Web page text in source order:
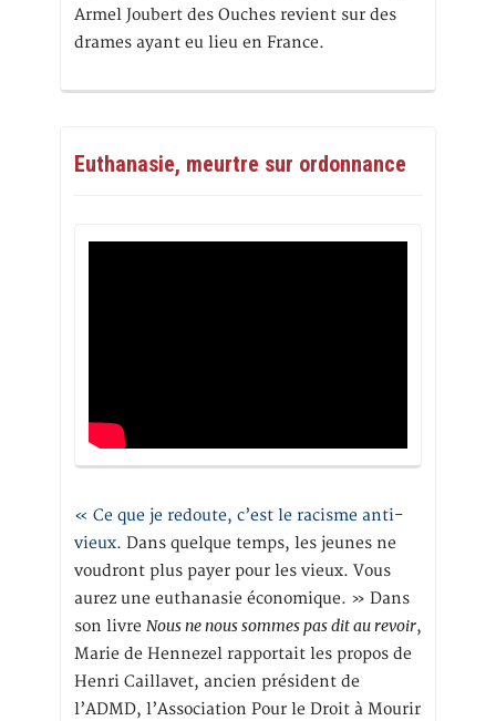
Armel Joubert des Ouches revient sur des
drames ayant eu lieu en France.
Euthanasie, meurtre sur ordonnance
« Ce que je redoute, c’est le racisme anti-
vieux. Dans quelque temps, les jeunes ne
voudront plus payer pour les vieux. Vous
aurez une euthanasie économique. » Dans
son livre Nous ne nous sommes pas dit au revoir,
Marie de Hennezel rapportait les propos de
Henri Caillavet, ancien président de
l’ADMD, l’Association Pour le Droit à Mourir